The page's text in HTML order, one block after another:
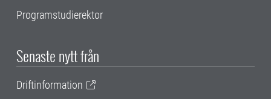
Programstudierektor
Senaste nytt från
Driftinformation